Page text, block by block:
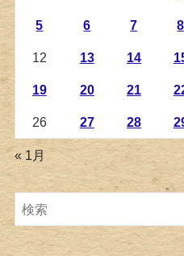
5 6 7 8
12 13 14
19 20 21
26 27 28
« 1月